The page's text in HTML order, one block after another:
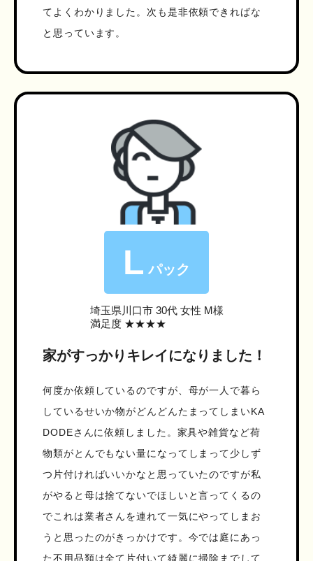
てよくわかりました。次も是非依頼できればな
と思っています。
L パック
埼玉県川口市30代 女性 M様
満足度 ★★★★
家がすっかりキレイになりました！
何度か依頼しているのですが、母が一人で暮ら
しているせいか物がどんどんたまってしまいKA
DODEさんに依頼しました。家具や雑貨など荷
物類がとんでもない量になってしまって少しず
つ片付ければいいかなと思っていたのですが私
がやると母は捨てないでほしいと言ってくるの
でこれは業者さんを連れて一気にやってしまお
うと思ったのがきっかけです。今では庭にあっ
た不用品類は全て片付いて綺麗に掃除までして